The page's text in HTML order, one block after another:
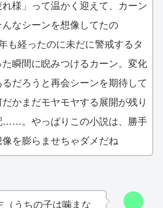
れ様」って温かく迎えて、カーン
んなシーンを想像してたの
経ったのに未だに警戒するタ
た瞬間に睨みつけるカーン。変化
だろうと再会シーンを期待して
かまだモヤモヤする展開が残り
……。やっぱりこの小説は、勝手
像を膨らませちゃダメだね
（うちの子は噛まな